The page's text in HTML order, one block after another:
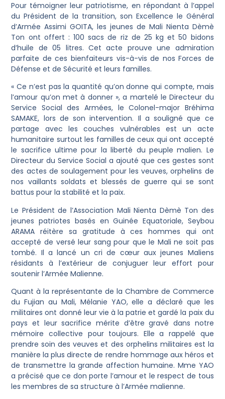
Pour témoigner leur patriotisme, en répondant à l’appel
du Président de la transition, son Excellence le Général
d’Armée Assimi GOITA, les jeunes de Mali Nienta Dèmè
Ton ont offert : 100 sacs de riz de 25 kg et 50 bidons
d’huile de 05 litres. Cet acte prouve une admiration
parfaite de ces bienfaiteurs vis-à-vis de nos Forces de
Défense et de Sécurité et leurs familles.
« Ce n’est pas la quantité qu’on donne qui compte, mais
l’amour qu’on met à donner », a martelé le Directeur du
Service Social des Armées, le Colonel-major Bréhima
SAMAKE, lors de son intervention. Il a souligné que ce
partage avec les couches vulnérables est un acte
humanitaire surtout les familles de ceux qui ont accepté
le sacrifice ultime pour la liberté du peuple malien. Le
Directeur du Service Social a ajouté que ces gestes sont
des actes de soulagement pour les veuves, orphelins de
nos vaillants soldats et blessés de guerre qui se sont
battus pour la stabilité et la paix.
Le Président de l’Association Mali Nienta Dèmè Ton des
jeunes patriotes basés en Guinée Equatoriale, Seybou
ARAMA réitère sa gratitude à ces hommes qui ont
accepté de versé leur sang pour que le Mali ne soit pas
tombé. Il a lancé un cri de cœur aux jeunes Maliens
résidants à l’extérieur de conjuguer leur effort pour
soutenir l’Armée Malienne.
Quant à la représentante de la Chambre de Commerce
du Fujian au Mali, Mélanie YAO, elle a déclaré que les
militaires ont donné leur vie à la patrie et gardé la paix du
pays et leur sacrifice mérite d’être gravé dans notre
mémoire collective pour toujours. Elle a rappelé que
prendre soin des veuves et des orphelins militaires est la
manière la plus directe de rendre hommage aux héros et
de transmettre la grande affection humaine. Mme YAO
a précisé que ce don porte l’amour et le respect de tous
les membres de sa structure à l’Armée malienne.